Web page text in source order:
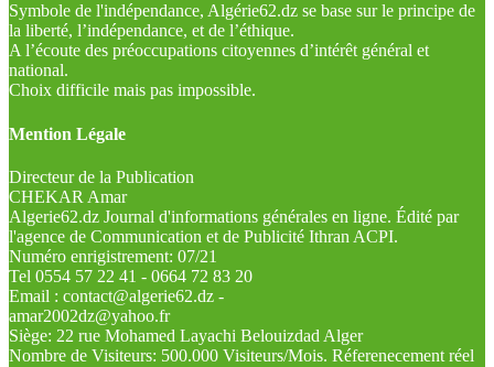
Symbole de l'indépendance, Algérie62.dz se base sur le principe de
la liberté, l’indépendance, et de l’éthique.
A l’écoute des préoccupations citoyennes d’intérêt général et
national.
Choix difficile mais pas impossible.
Mention Légale
Directeur de la Publication
CHEKAR Amar
Algerie62.dz Journal d'informations générales en ligne. Édité par
l'agence de Communication et de Publicité Ithran ACPI.
Numéro enrigistrement: 07/21
Tel 0554 57 22 41 - 0664 72 83 20
Email : contact@algerie62.dz -
amar2002dz@yahoo.fr
Siège: 22 rue Mohamed Layachi Belouizdad Alger
Nombre de Visiteurs: 500.000 Visiteurs/Mois. Réferenecement réel